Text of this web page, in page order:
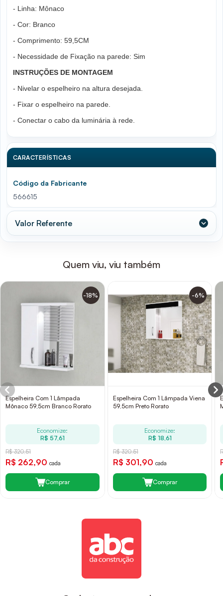
- Linha: Mônaco
- Cor: Branco
- Comprimento: 59,5CM
- Necessidade de Fixação na parede: Sim
INSTRUÇÕES DE MONTAGEM
- Nivelar o espelheiro na altura desejada.
- Fixar o espelheiro na parede.
- Conectar o cabo da luminária à rede.
CARACTERÍSTICAS
Código da Fabricante
566615
Valor Referente
Quem viu, viu também
-18%
Espelheira Com 1 Lâmpada
Mônaco 59,5cm Branco Rorato
Economize:
R$ 57,61
R$ 320,51
R$ 262,90 cada
Comprar
-6%
Espelheira Com 1 Lâmpada Viena
59,5cm Preto Rorato
Economize:
R$ 18,61
R$ 320,51
R$ 301,90 cada
Comprar